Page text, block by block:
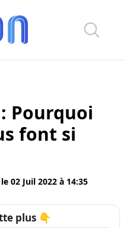
Pourquoi
font si
le 02 Juil 2022 à 14:35
plus 👇